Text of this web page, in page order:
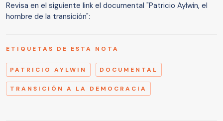
Revisa en el siguiente link el documental "Patricio Aylwin, el
hombre de la transición":
ETIQUETAS DE ESTA NOTA
PATRICIO AYLWIN DOCUMENTAL
TRANSICIÓN A LA DEMOCRACIA